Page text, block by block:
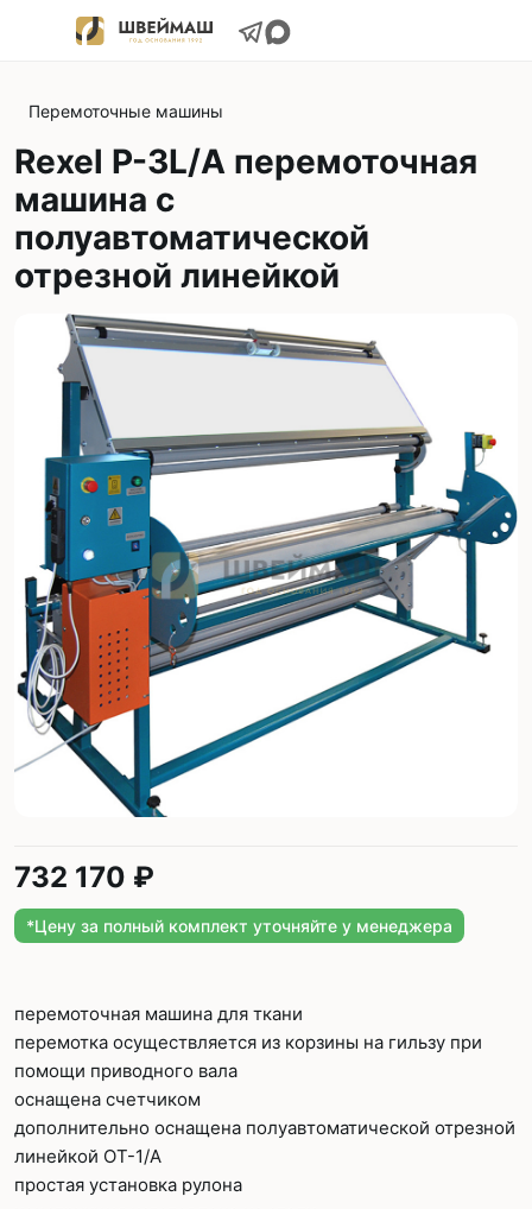
Перемоточные машины
Rexel P-3L/A перемоточная
машина с
полуавтоматической
отрезной линейкой
732 170 ₽
*Цену за полный комплект уточняйте у менеджера
перемоточная машина для ткани
перемотка осуществляется из корзины на гильзу при
помощи приводного вала
оснащена счетчиком
дополнительно оснащена полуавтоматической отрезной
линейкой OT-1/A
простая установка рулона